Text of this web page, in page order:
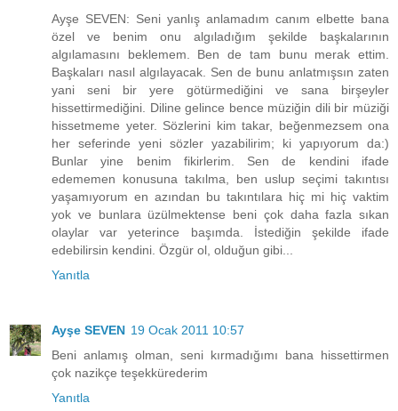
Ayşe SEVEN: Seni yanlış anlamadım canım elbette bana
özel ve benim onu algıladığım şekilde başkalarının
algılamasını beklemem. Ben de tam bunu merak ettim.
Başkaları nasıl algılayacak. Sen de bunu anlatmışsın zaten
yani seni bir yere götürmediğini ve sana birşeyler
hissettirmediğini. Diline gelince bence müziğin dili bir müziği
hissetmeme yeter. Sözlerini kim takar, beğenmezsem ona
her seferinde yeni sözler yazabilirim; ki yapıyorum da:)
Bunlar yine benim fikirlerim. Sen de kendini ifade
edememen konusuna takılma, ben uslup seçimi takıntısı
yaşamıyorum en azından bu takıntılara hiç mi hiç vaktim
yok ve bunlara üzülmektense beni çok daha fazla sıkan
olaylar var yeterince başımda. İstediğin şekilde ifade
edebilirsin kendini. Özgür ol, olduğun gibi...
Yanıtla
Ayşe SEVEN 19 Ocak 2011 10:57
Beni anlamış olman, seni kırmadığımı bana hissettirmen
çok nazikçe teşekkürederim
Yanıtla